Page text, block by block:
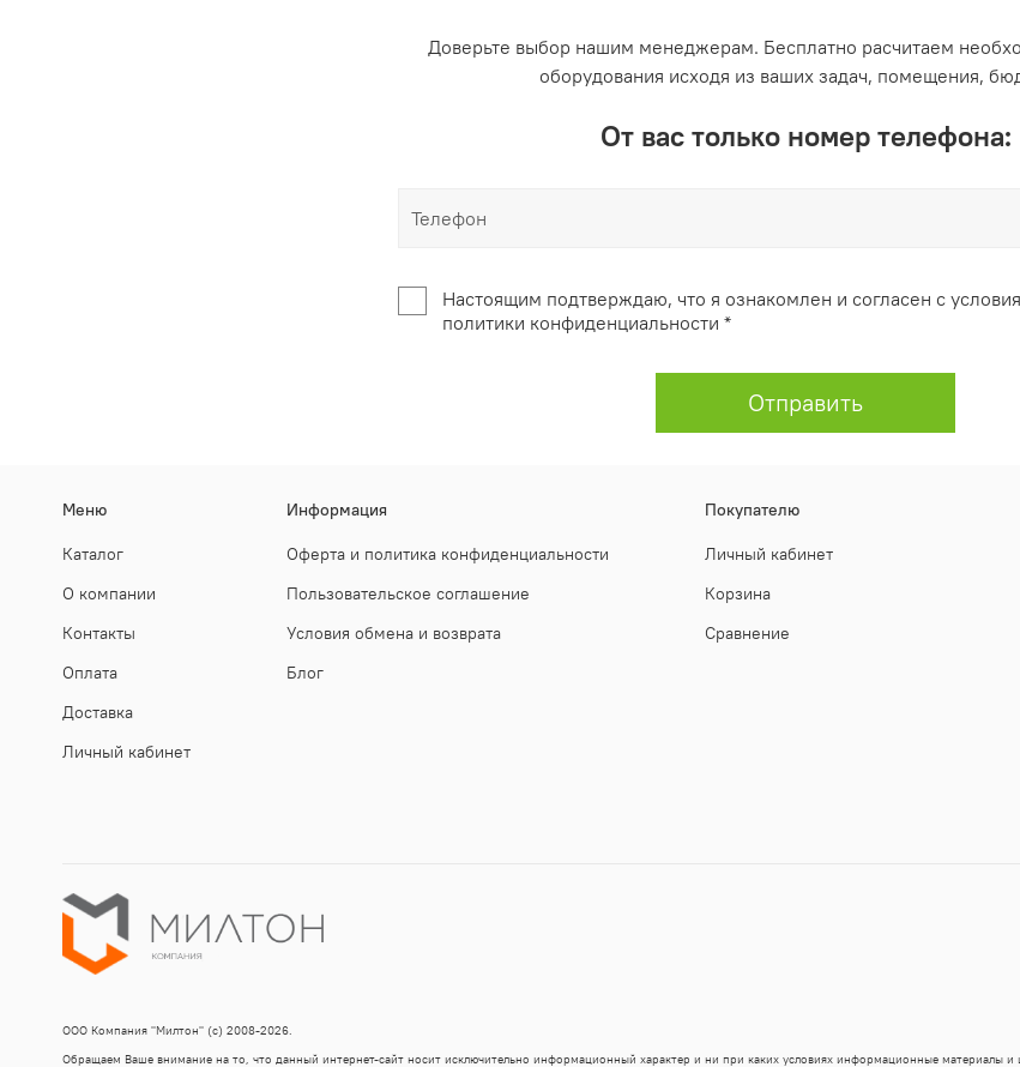
Доверьте выбор нашим менеджерам. Бесплатно расчитаем
оборудования исходя из ваших задач, помещения,
От вас только номер телефона:
Настоящим подтверждаю, что я ознакомлен и согласен с
политики конфиденциальности *
Отправить
Меню
Каталог
О компании
Контакты
Оплата
Доставка
Личный кабинет
Информация
Оферта и политика конфиденциальности
Пользовательское соглашение
Условия обмена и возврата
Блог
Покупателю
Личный кабинет
Корзина
Сравнение
ООО Компания "Милтон" (с) 2008-2026.
Обращаем Ваше внимание на то, что данный интернет-сайт носит исключительно информационный характер и ни при каких условиях информационные материалы